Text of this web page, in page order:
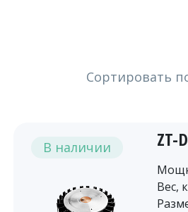
Сортировать
В наличии ZT-
Вес,